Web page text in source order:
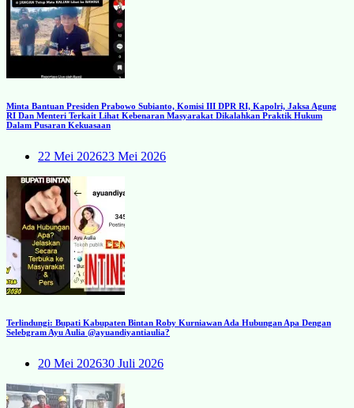
Minta Bantuan Presiden Prabowo Subianto, Komisi III DPR RI, Kapolri, Jaksa Agung
RI Dan Menteri Terkait Lihat Kebenaran Masyarakat Dikalahkan Praktik Hukum
Dalam Pusaran Kekuasaan
22 Mei 202623 Mei 2026
Terlindungi: Bupati Kabupaten Bintan Roby Kurniawan Ada Hubungan Apa Dengan
Selebgram Ayu Aulia @ayuandiyantiaulia?
20 Mei 202630 Juli 2026